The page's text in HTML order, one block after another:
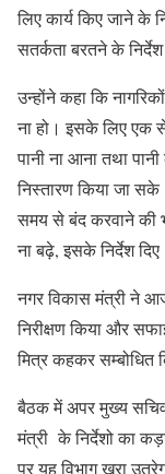
लिए कार्य किए जाने के
सतर्कता बरतने के निर्देश
उन्होंने कहा कि
ना हो। इसके लिए एक
पानी ना आना तथा
निस्तारण किया जा
समय से बंद करवाने की
ना बढ़े, इसके निर्देश
नगर विकास मंत्री ने
निरीक्षण किया और
मित्र कहकर सम्बोधित
बैठक में अपर मुख्य
मंत्री के निर्देशो का
पर यह विभाग खरा